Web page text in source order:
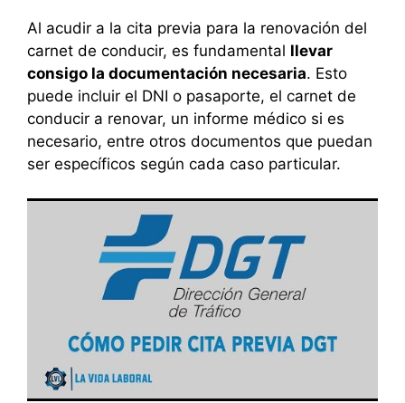
Al acudir a la cita previa para la renovación del
carnet de conducir, es fundamental llevar
consigo la documentación necesaria. Esto
puede incluir el DNI o pasaporte, el carnet de
conducir a renovar, un informe médico si es
necesario, entre otros documentos que puedan
ser específicos según cada caso particular.